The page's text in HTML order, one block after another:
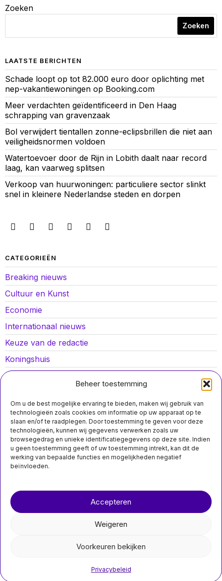
Beheer toestemming
Om u de best mogelijke ervaring te bieden, maken wij gebruik van
technologieën zoals cookies om informatie op uw apparaat op te
slaan en/of te raadplegen. Door toestemming te geven voor deze
technologieën, kunnen wij gegevens verwerken zoals uw
browsegedrag en unieke identificatiegegevens op deze site. Indien
u geen toestemming geeft of uw toestemming intrekt, kan dit de
werking van bepaalde functies en mogelijkheden negatief
beïnvloeden.
Accepteren
Weigeren
Voorkeuren bekijken
Privacybeleid
Zoeken
Zoeken
LAATSTE BERICHTEN
Schade loopt op tot 82.000 euro door oplichting met
nep-vakantiewoningen op Booking.com
Meer verdachten geïdentificeerd in Den Haag
schrapping van gravenzaak
Bol verwijdert tientallen zonne-eclipsbrillen die niet aan
veiligheidsnormen voldoen
Watertoevoer door de Rijn in Lobith daalt naar record
laag, kan vaarweg splitsen
Verkoop van huurwoningen: particuliere sector slinkt
snel in kleinere Nederlandse steden en dorpen
CATEGORIEËN
Breaking nieuws
Cultuur en Kunst
Economie
Internationaal nieuws
Keuze van de redactie
Koningshuis
Lokaal nieuws
Opinies
Politiek
Sport
nieuwsimpuls.online
nieuwsimpuls.online
dwangsom voor COA stijgt naar